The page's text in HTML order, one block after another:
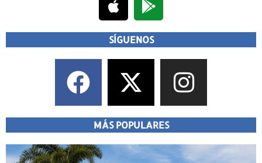
SÍGUENOS
MÁS POPULARES